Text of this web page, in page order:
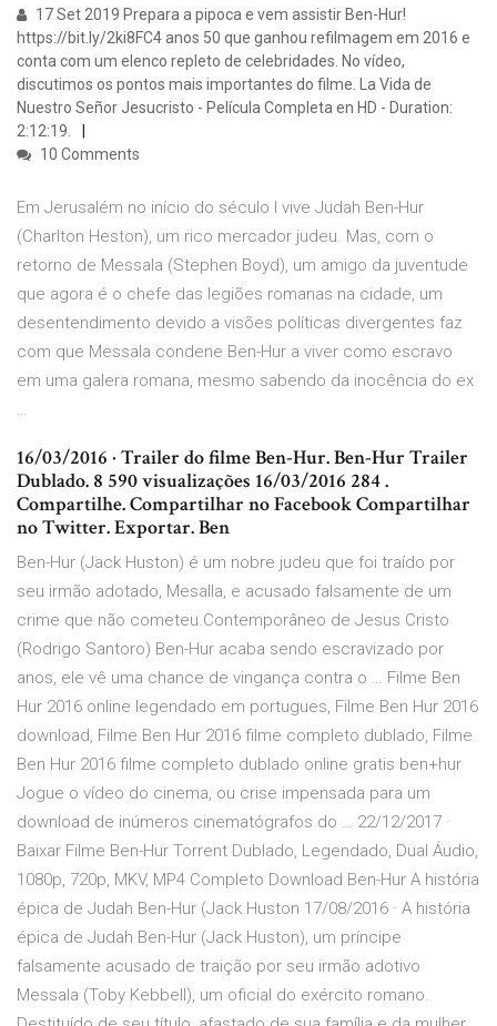
17 Set 2019 Prepara a pipoca e vem assistir Ben-Hur!
https://bit.ly/2ki8FC4 anos 50 que ganhou refilmagem em 2016 e
conta com um elenco repleto de celebridades. No vídeo,
discutimos os pontos mais importantes do filme. La Vida de
Nuestro Señor Jesucristo - Película Completa en HD - Duration:
2:12:19.
10 Comments
Em Jerusalém no início do século I vive Judah Ben-Hur
(Charlton Heston), um rico mercador judeu. Mas, com o
retorno de Messala (Stephen Boyd), um amigo da juventude
que agora é o chefe das legiões romanas na cidade, um
desentendimento devido a visões políticas divergentes faz
com que Messala condene Ben-Hur a viver como escravo
em uma galera romana, mesmo sabendo da inocência do ex
…
16/03/2016 · Trailer do filme Ben-Hur. Ben-Hur Trailer
Dublado. 8 590 visualizações 16/03/2016 284 .
Compartilhe. Compartilhar no Facebook Compartilhar
no Twitter. Exportar. Ben
Ben-Hur (Jack Huston) é um nobre judeu que foi traído por
seu irmão adotado, Mesalla, e acusado falsamente de um
crime que não cometeu.Contemporâneo de Jesus Cristo
(Rodrigo Santoro) Ben-Hur acaba sendo escravizado por
anos, ele vê uma chance de vingança contra o … Filme Ben
Hur 2016 online legendado em portugues, Filme Ben Hur 2016
download, Filme Ben Hur 2016 filme completo dublado, Filme
Ben Hur 2016 filme completo dublado online gratis ben+hur
Jogue o vídeo do cinema, ou crise impensada para um
download de inúmeros cinematógrafos do … 22/12/2017 ·
Baixar Filme Ben-Hur Torrent Dublado, Legendado, Dual Áudio,
1080p, 720p, MKV, MP4 Completo Download Ben-Hur A história
épica de Judah Ben-Hur (Jack Huston 17/08/2016 · A história
épica de Judah Ben-Hur (Jack Huston), um príncipe
falsamente acusado de traição por seu irmão adotivo
Messala (Toby Kebbell), um oficial do exército romano.